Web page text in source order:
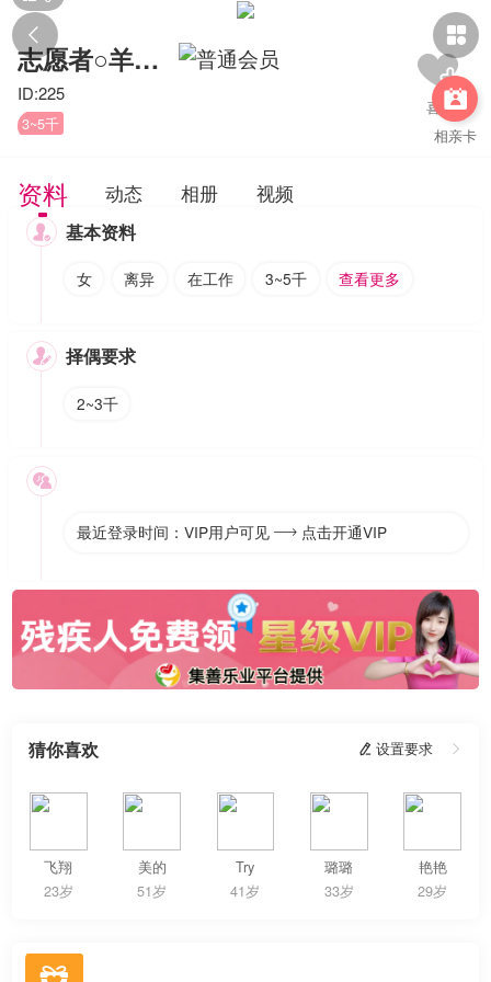
 

相亲卡
志愿者○羊彩虹
ID:225
3~5千
资料 动态 相册 视频
 基本资料
女 离异 在工作 3~5千 查看更多
 择偶要求
2~3千

最近登录时间：VIP用户可见  点击开通VIP
猜你喜欢  设置要求 
飞翔
23岁
美的
51岁
Try
41岁
璐璐
33岁
艳艳
29岁